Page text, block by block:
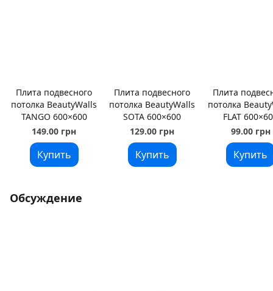
Плита подвесного
потолка BeautyWalls
TANGO 600×600
149.00 грн
Купить
Плита подвесного
потолка BeautyWalls
SOTA 600×600
129.00 грн
Купить
Плита
потолка
FLAT
99.00 грн
Купить
Обсуждение